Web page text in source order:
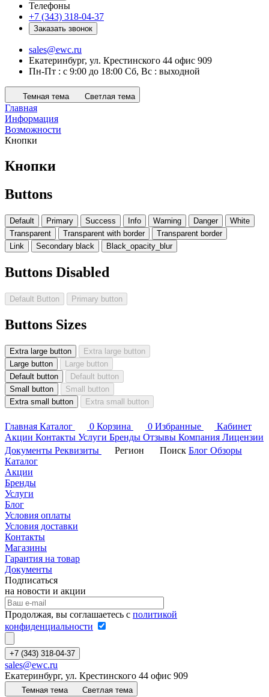
Телефоны
+7 (343) 318-04-37
Заказать звонок
sales@ewc.ru
Екатеринбург, ул. Крестинского 44 офис 909
Пн-Пт : с 9:00 до 18:00 Сб, Вс : выходной
Темная тема Светлая тема
Главная
Информация
Возможности
Кнопки
Кнопки
Buttons
Default Primary Success Info Warning Danger
White
Transparent
Transparent with border
Transparent border
Link
Secondary black Black_opacity_blur
Buttons Disabled
Default Button Primary button
Buttons Sizes
Extra large button
Extra large button
Large button
Large button
Default button
Default button
Small button
Small button
Extra small button
Extra small button
Главная Каталог 0 Корзина 0 Избранные
Кабинет
Акции Контакты Услуги Бренды Отзывы Компания Лицензии
Документы Реквизиты Регион Поиск Блог Обзоры
Каталог
Акции
Бренды
Услуги
Блог
Условия оплаты
Условия доставки
Контакты
Магазины
Гарантия на товар
Документы
Подписаться
на новости и акции
Продолжая, вы соглашаетесь с политикой
конфиденциальности
+7 (343) 318-04-37
sales@ewc.ru
Екатеринбург, ул. Крестинского 44 офис 909
Темная тема Светлая тема